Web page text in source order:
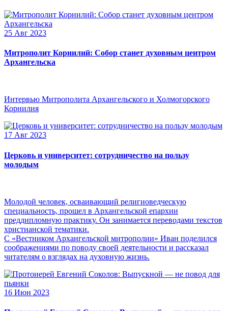
25 Авг 2023
Митрополит Корнилий: Собор станет духовным центром
Архангельска
Интервью Митрополита Архангельского и Холмогорского
Корнилия
17 Авг 2023
Церковь и университет: сотрудничество на пользу
молодым
Молодой человек, осваивающий религиоведческую
специальность, прошел в Архангельской епархии
преддипломную практику. Он занимается переводами текстов
христианской тематики.
С «Вестником Архангельской митрополии» Иван поделился
соображениями по поводу своей деятельности и рассказал
читателям о взглядах на духовную жизнь.
16 Июн 2023